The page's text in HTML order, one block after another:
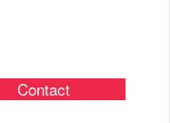
Contact